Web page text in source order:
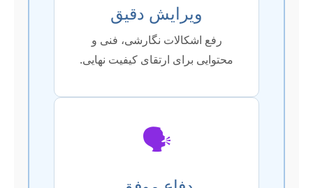
ویرایش دقیق
رفع اشکالات نگارشی، فنی و
محتوایی برای ارتقای کیفیت نهایی.
🗣️